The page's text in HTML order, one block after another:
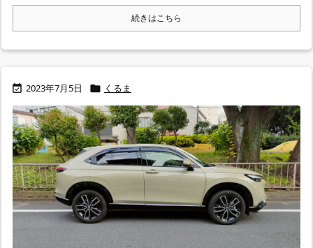
続きはこちら
 2023年7月5日  くるま